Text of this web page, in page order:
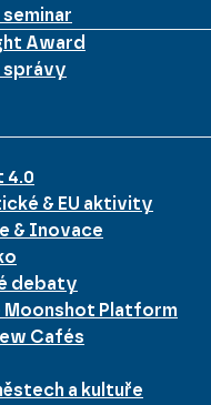
Award
4.0
& EU aktivity
& Inovace
debaty
Moonshot Platform
Cafés
a kultuře